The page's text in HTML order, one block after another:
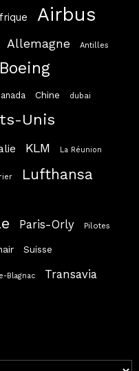
Airbus
Allemagne Antilles
Boeing
Chine dubai
Unis
KLM La Réunion
Lufthansa
Paris-Orly Pilotes
Suisse
Blagnac Transavia